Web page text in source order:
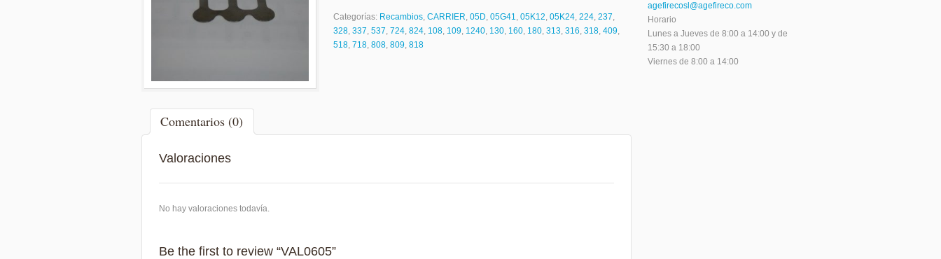
Categorías: Recambios, CARRIER, 05D, 05G41, 05K12, 05K24, 224, 237,
328, 337, 537, 724, 824, 108, 109, 1240, 130, 160, 180, 313, 316, 318, 409,
518, 718, 808, 809, 818
Comentarios (0)
Valoraciones
No hay valoraciones todavía.
Be the first to review “VAL0605”
agefirecosl@agefireco.com
Horario
Lunes a Jueves de 8:00 a 14:00 y de
15:30 a 18:00
Viernes de 8:00 a 14:00